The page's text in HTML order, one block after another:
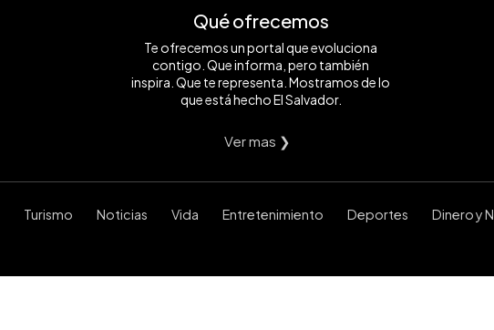
Qué ofrecemos
Te ofrecemos un portal que evoluciona
contigo. Que informa, pero también
inspira. Que te representa. Mostramos de lo
que está hecho El Salvador.
Ver mas ❯
Turismo Noticias Vida Entretenimiento Deportes Dinero y